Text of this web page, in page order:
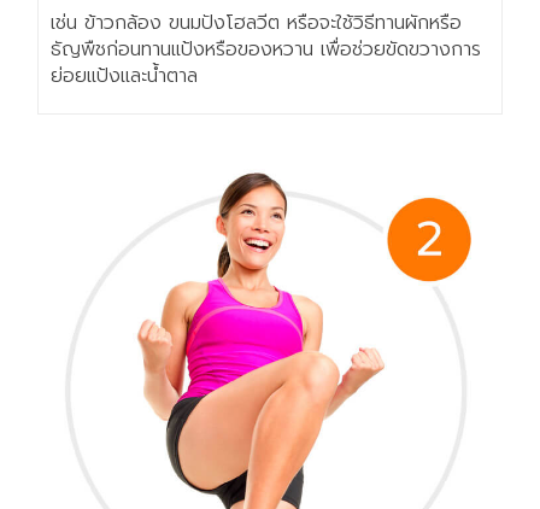
เช่น ข้าวกล้อง ขนมปังโฮลวีต หรือจะใช้วิธีทานผักหรือ
ธัญพืชก่อนทานแป้งหรือของหวาน เพื่อช่วยขัดขวางการ
ย่อยแป้งและน้ำตาล